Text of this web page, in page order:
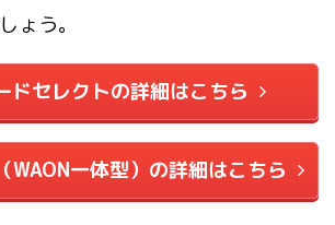
ょう。
ドセレクトの詳細はこちら
WAON一体型）の詳細はこちら